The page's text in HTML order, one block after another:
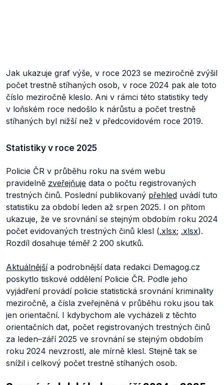
Jak ukazuje graf výše, v roce 2023 se meziročně zvýšil
počet trestně stíhaných osob, v roce 2024 pak ale toto
číslo meziročně kleslo. Ani v rámci této statistiky tedy
v loňském roce nedošlo k nárůstu a počet trestně
stíhaných byl nižší než v předcovidovém roce 2019.
Statistiky v roce 2025
Policie ČR v průběhu roku na svém webu
pravidelně zveřejňuje data o počtu registrovaných
trestných činů. Poslední publikovaný přehled uvádí tuto
statistiku za období leden až srpen 2025. I on přitom
ukazuje, že ve srovnání se stejným obdobím roku 2024
počet evidovaných trestných činů klesl (.xlsx; .xlsx).
Rozdíl dosahuje téměř 2 200 skutků.
Aktuálnějšía podrobnější data redakci Demagog.cz
poskytlo tiskové oddělení Policie ČR. Podle jeho
vyjádření provádí policie statistická srovnání kriminality
meziročně, a čísla zveřejněná v průběhu roku jsou tak
jen orientační. I kdybychom ale vycházeli z těchto
orientačních dat, počet registrovaných trestných činů
za leden–září 2025 ve srovnání se stejným obdobím
roku 2024 nevzrostl, ale mírně klesl. Stejně tak se
snížil i celkový počet trestně stíhaných osob.